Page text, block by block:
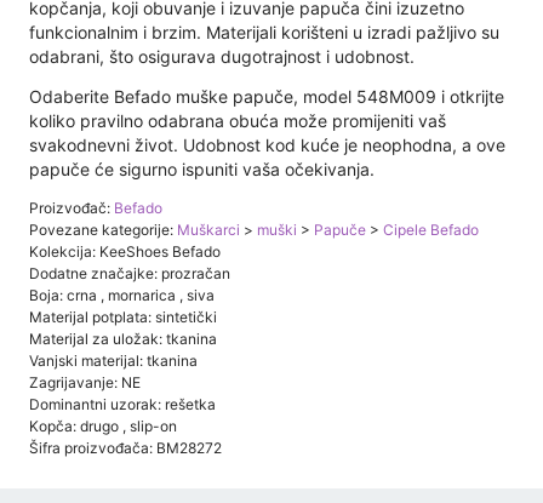
kopčanja, koji obuvanje i izuvanje papuča čini izuzetno
funkcionalnim i brzim. Materijali korišteni u izradi pažljivo su
odabrani, što osigurava dugotrajnost i udobnost.
Odaberite Befado muške papuče, model 548M009 i otkrijte
koliko pravilno odabrana obuća može promijeniti vaš
svakodnevni život. Udobnost kod kuće je neophodna, a ove
papuče će sigurno ispuniti vaša očekivanja.
Proizvođač: Befado
Povezane kategorije: Muškarci > muški > Papuče > Cipele Befado
Kolekcija: KeeShoes Befado
Dodatne značajke: prozračan
Boja: crna , mornarica , siva
Materijal potplata: sintetički
Materijal za uložak: tkanina
Vanjski materijal: tkanina
Zagrijavanje: NE
Dominantni uzorak: rešetka
Kopča: drugo , slip-on
Šifra proizvođača: BM28272